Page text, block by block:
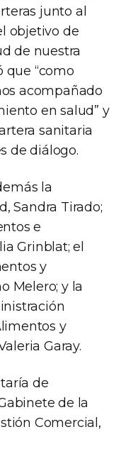
junto al
objetivo de
de nuestra
que “como
acompañado
en salud” y
sanitaria
de diálogo.
la
Sandra Tirado;
e
Grinblat; el
y
Melero; y la
y
Garay.
de
de la
Comercial,